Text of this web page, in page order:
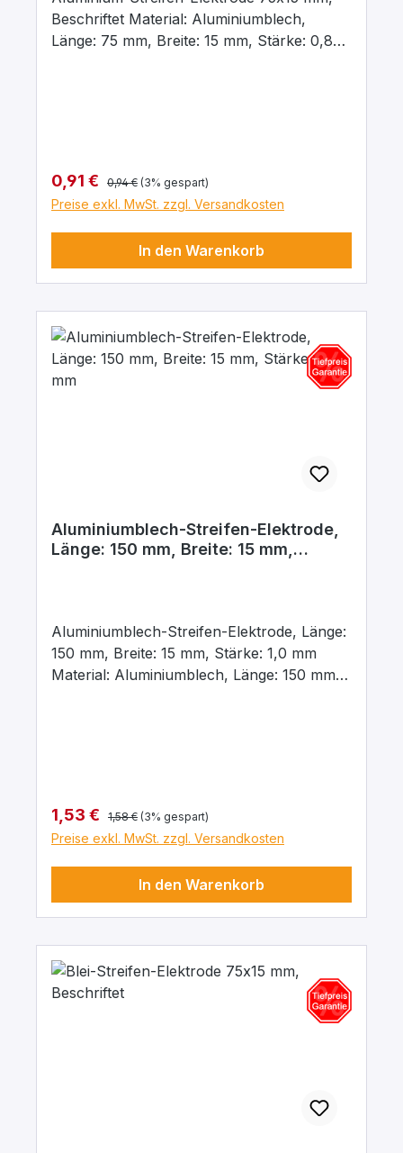
Beschriftet Material: Aluminiumblech,
Länge: 75 mm, Breite: 15 mm, Stärke: 0,8
Verkaufspreis:
0,91 € Regulärer Preis:
0,94 € (3% gespart)
Preise exkl. MwSt. zzgl. Versandkosten
In den Warenkorb
Aluminiumblech-Streifen-Elektrode,
Länge: 150 mm, Breite: 15 mm,
Aluminiumblech-Streifen-Elektrode, Länge:
150 mm, Breite: 15 mm, Stärke: 1,0 mm
Material: Aluminiumblech, Länge: 150 mm,
Verkaufspreis:
1,53 € Regulärer Preis:
1,58 € (3% gespart)
Preise exkl. MwSt. zzgl. Versandkosten
In den Warenkorb